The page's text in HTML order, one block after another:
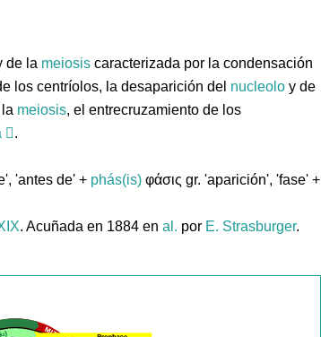
de la meiosis caracterizada por la condensación
los centríolos, la desaparición del nucleolo y de
meiosis, el entrecruzamiento de los
.
'antes de' + phás(is) φάσις gr. 'aparición', 'fase' +
. Acuñada en 1884 en al. por E. Strasburger.